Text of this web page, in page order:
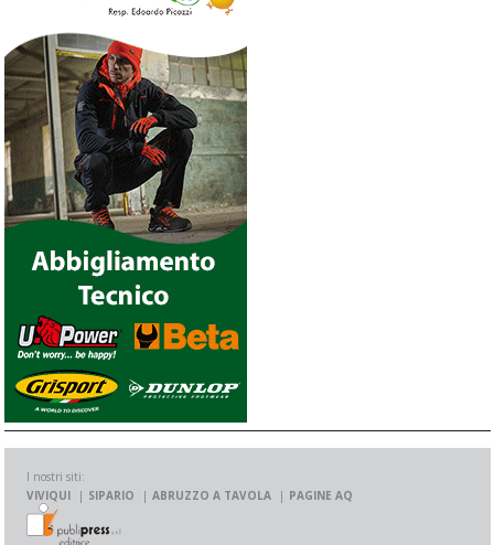
I nostri siti:
VIVIQUI
SIPARIO ABRUZZO A TAVOLA PAGINE AQ